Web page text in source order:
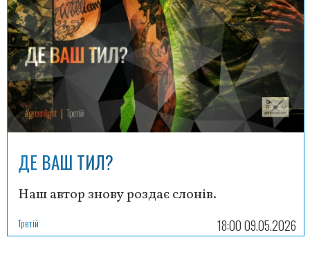
ДЕ ВАШ ТИЛ?
Наш автор знову роздає слонів.
Третій 18:00 09.05.2026